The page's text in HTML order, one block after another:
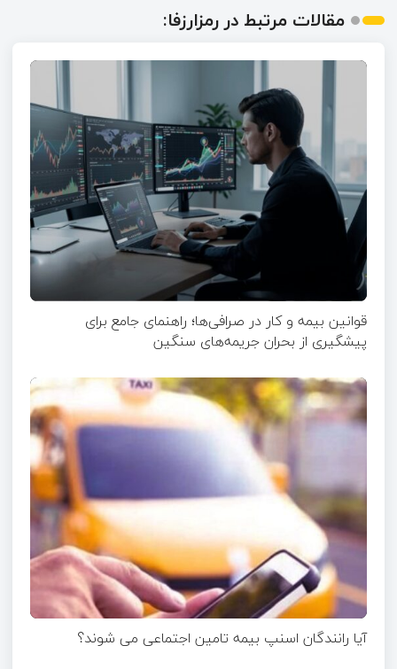
مقالات مرتبط در رمزارزفا:
قوانین بیمه و کار در صرافی‌ها؛ راهنمای جامع برای
پیشگیری از بحران جریمه‌های سنگین
آیا رانندگان اسنپ بیمه تامین اجتماعی می شوند؟